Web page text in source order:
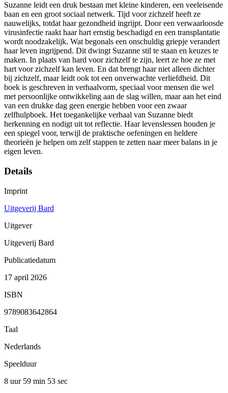
Suzanne leidt een druk bestaan met kleine kinderen, een veeleisende
baan en een groot sociaal netwerk. Tijd voor zichzelf heeft ze
nauwelijks, totdat haar gezondheid ingrijpt. Door een verwaarloosde
virusinfectie raakt haar hart ernstig beschadigd en een transplantatie
wordt noodzakelijk. Wat begonals een onschuldig griepje verandert
haar leven ingrijpend. Dit dwingt Suzanne stil te staan en keuzes te
maken. In plaats van hard voor zichzelf te zijn, leert ze hoe ze met
hart voor zichzelf kan leven. En dat brengt haar niet alleen dichter
bij zichzelf, maar leidt ook tot een onverwachte verliefdheid. Dit
boek is geschreven in verhaalvorm, speciaal voor mensen die wel
met persoonlijke ontwikkeling aan de slag willen, maar aan het eind
van een drukke dag geen energie hebben voor een zwaar
zelfhulpboek. Het toegankelijke verhaal van Suzanne biedt
herkenning en nodigt uit tot reflectie. Haar levenslessen houden je
een spiegel voor, terwijl de praktische oefeningen en heldere
theorieën je helpen om zelf stappen te zetten naar meer balans in je
eigen leven.
Details
Imprint
Uitgeverij Bard
Uitgever
Uitgeverij Bard
Publicatiedatum
17 april 2026
ISBN
9789083642864
Taal
Nederlands
Speelduur
8 uur 59 min 53 sec